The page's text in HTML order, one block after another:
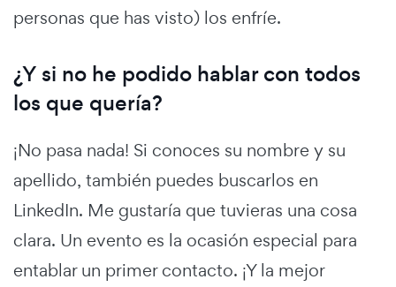
personas que has visto) los enfríe.
¿Y si no he podido hablar con todos
los que quería?
¡No pasa nada! Si conoces su nombre y su
apellido, también puedes buscarlos en
LinkedIn. Me gustaría que tuvieras una cosa
clara. Un evento es la ocasión especial para
entablar un primer contacto. ¡Y la mejor